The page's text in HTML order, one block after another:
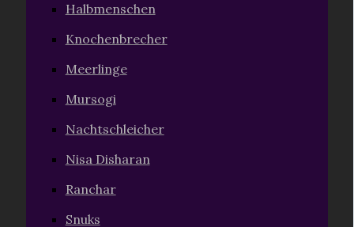
Halbmenschen
Knochenbrecher
Meerlinge
Mursogi
Nachtschleicher
Nisa Disharan
Ranchar
Snuks